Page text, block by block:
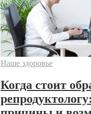
Наше здоровье
Когда стоит